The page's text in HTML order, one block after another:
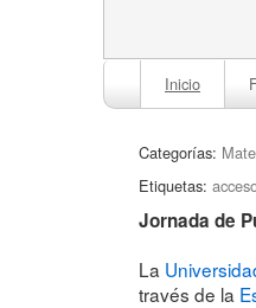
Inicio
Categorías:
Etiquetas:
Jornada de
La
través de la